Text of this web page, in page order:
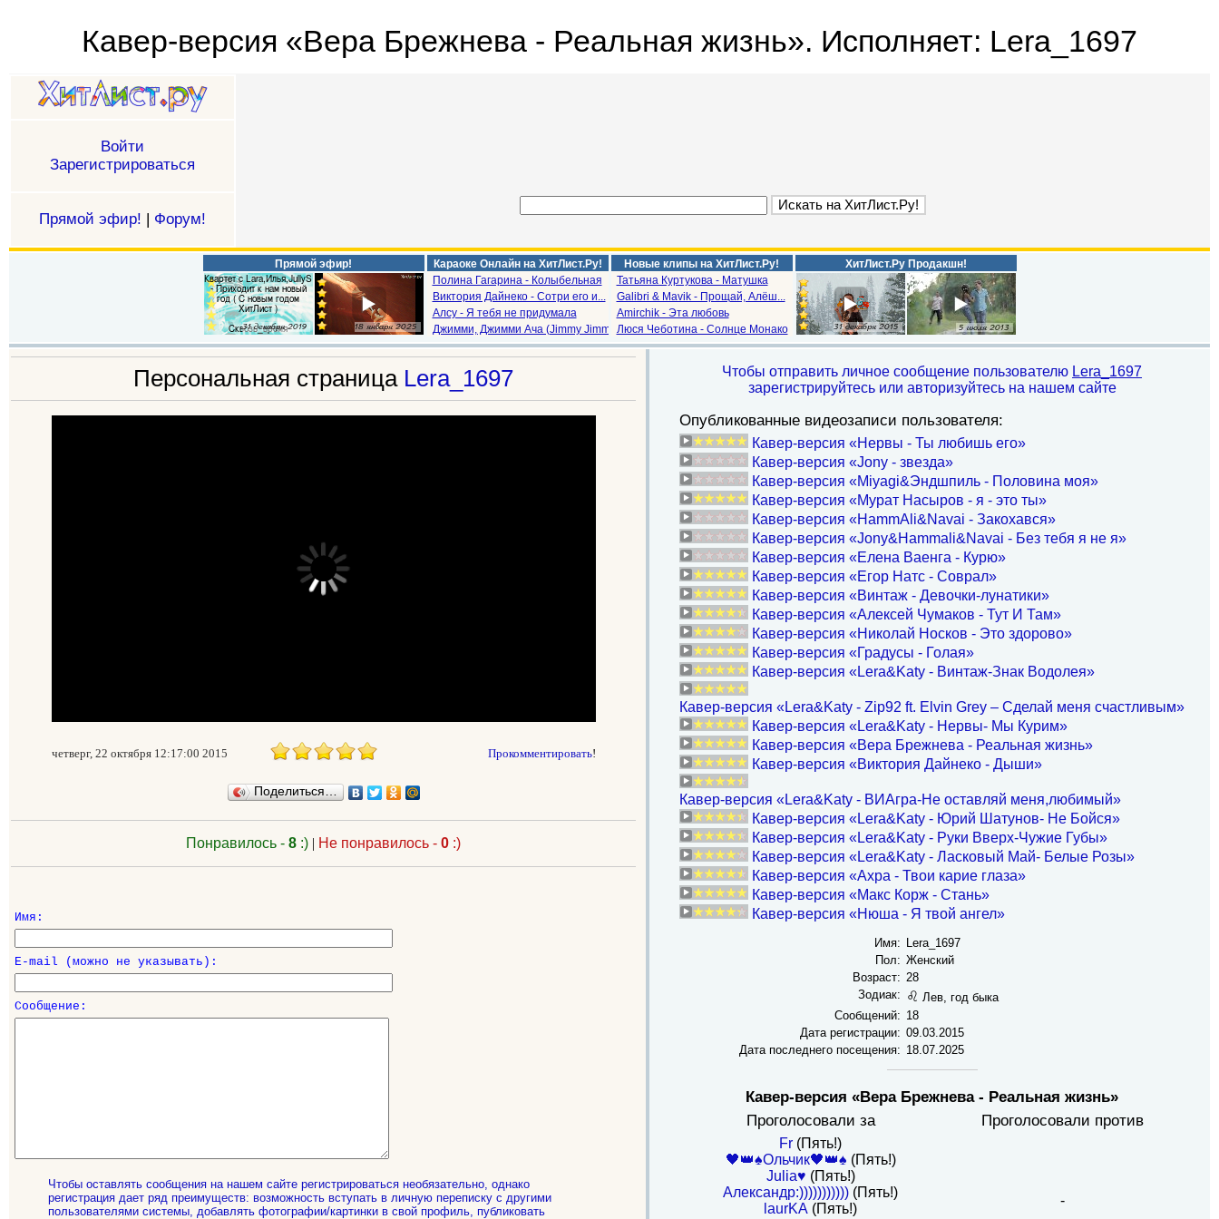
Кавер-версия «Вера Брежнева - Реальная жизнь». Исполняет: Lera_1697
Войти
Зарегистрироваться
Прямой эфир! | Форум!
Прямой эфир!
Караоке Онлайн на ХитЛист.Ру!
Полина Гагарина - Колыбельная
Виктория Дайнеко - Сотри его и...
Алсу - Я тебя не придумала
Джимми, Джимми Ача (Jimmy Jimm...
Новые клипы на ХитЛист.Ру!
Татьяна Куртукова - Матушка
Galibri & Mavik - Прощай, Алёш...
Amirchik - Эта любовь
Люся Чеботина - Солнце Монако
ХитЛист.Ру Продакшн!
Персональная страница Lera_1697
четверг, 22 октября 12:17:00 2015 Прокомментировать!
Поделиться…
Понравилось -8 :) | Не понравилось -0 :)
Имя:
E-mail (можно не указывать):
Сообщение:
Чтобы оставлять сообщения на нашем сайте регистрироваться необязательно, однако
регистрация дает ряд преимуществ: возможность вступать в личную переписку с другими
пользователями системы, добавлять фотографии/картинки в свой профиль, публиковать
Чтобы отправить личное сообщение пользователю Lera_1697
зарегистрируйтесь или авторизуйтесь на нашем сайте
Опубликованные видеозаписи пользователя:
Кавер-версия «Нервы - Ты любишь его»
Кавер-версия «Jony - звезда»
Кавер-версия «Miyagi&Эндшпиль - Половина моя»
Кавер-версия «Мурат Насыров - я - это ты»
Кавер-версия «HammAli&Navai - Закохався»
Кавер-версия «Jony&Hammali&Navai - Без тебя я не я»
Кавер-версия «Елена Ваенга - Курю»
Кавер-версия «Егор Натс - Соврал»
Кавер-версия «Винтаж - Девочки-лунатики»
Кавер-версия «Алексей Чумаков - Тут И Там»
Кавер-версия «Николай Носков - Это здорово»
Кавер-версия «Градусы - Голая»
Кавер-версия «Lera&Katy - Винтаж-Знак Водолея»
Кавер-версия «Lera&Katy - Zip92 ft. Elvin Grey ‒ Сделай меня счастливым»
Кавер-версия «Lera&Katy - Нервы- Мы Курим»
Кавер-версия «Вера Брежнева - Реальная жизнь»
Кавер-версия «Виктория Дайнеко - Дыши»
Кавер-версия «Lera&Katy - ВИАгра-Не оставляй меня,любимый»
Кавер-версия «Lera&Katy - Юрий Шатунов- Не Бойся»
Кавер-версия «Lera&Katy - Руки Вверх-Чужие Губы»
Кавер-версия «Lera&Katy - Ласковый Май- Белые Розы»
Кавер-версия «Ахра - Твои карие глаза»
Кавер-версия «Макс Корж - Стань»
Кавер-версия «Нюша - Я твой ангел»
Имя: Lera_1697
Пол: Женский
Возраст: 28
Зодиак: ♌ Лев, год быка
Сообщений: 18
Дата регистрации: 09.03.2015
Дата последнего посещения: 18.07.2025
Кавер-версия «Вера Брежнева - Реальная жизнь»
Проголосовали за
Проголосовали против
Fr (Пять!)
🖤👑♠️Ольчик🖤👑♠️ (Пять!)
Julia♥ (Пять!)
Александр:))))))))))) (Пять!)
laurKA (Пять!)
-